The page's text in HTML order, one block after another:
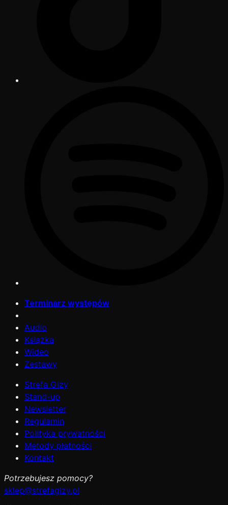
Terminarz występów
Audio
Książka
Wideo
Zestawy
Strefa Gizy
Stand-up
Newsletter
Regulamin
Polityka prywatności
Metody płatności
Kontakt
Potrzebujesz pomocy?
sklep@strefagizy.pl